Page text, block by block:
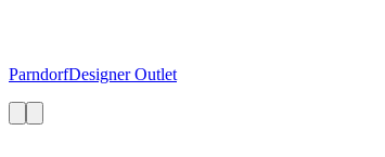
ParndorfDesigner Outlet